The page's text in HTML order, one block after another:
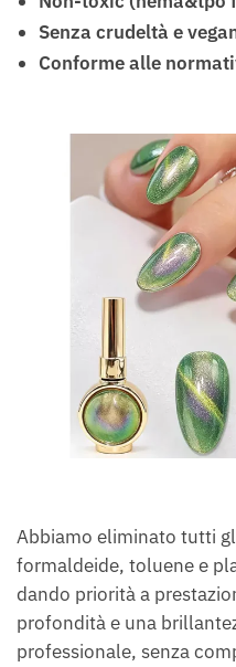
Senza crudeltà e
Conforme alle
Abbiamo eliminato tutti
formaldeide, toluene e
dando priorità a
profondità e una
professionale, senza